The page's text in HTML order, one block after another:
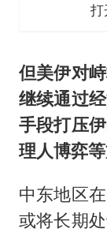
打
但美伊对
继续通过
手段打压
理人博弈等
中东地区
或将长期